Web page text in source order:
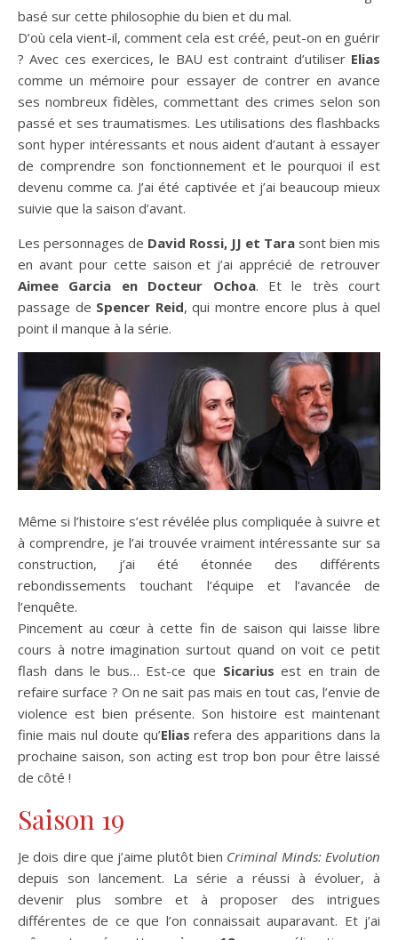
basé sur cette philosophie du bien et du mal.
D’où cela vient-il, comment cela est créé, peut-on en guérir
? Avec ces exercices, le BAU est contraint d’utiliser Elias
comme un mémoire pour essayer de contrer en avance
ses nombreux fidèles, commettant des crimes selon son
passé et ses traumatismes. Les utilisations des flashbacks
sont hyper intéressants et nous aident d’autant à essayer
de comprendre son fonctionnement et le pourquoi il est
devenu comme ca. J’ai été captivée et j’ai beaucoup mieux
suivie que la saison d’avant.
Les personnages de David Rossi, JJ et Tara sont bien mis
en avant pour cette saison et j’ai apprécié de retrouver
Aimee Garcia en Docteur Ochoa. Et le très court
passage de Spencer Reid, qui montre encore plus à quel
point il manque à la série.
Même si l’histoire s’est révélée plus compliquée à suivre et
à comprendre, je l’ai trouvée vraiment intéressante sur sa
construction, j’ai été étonnée des différents
rebondissements touchant l’équipe et l’avancée de
l’enquête.
Pincement au cœur à cette fin de saison qui laisse libre
cours à notre imagination surtout quand on voit ce petit
flash dans le bus… Est-ce que Sicarius est en train de
refaire surface ? On ne sait pas mais en tout cas, l’envie de
violence est bien présente. Son histoire est maintenant
finie mais nul doute qu’Elias refera des apparitions dans la
prochaine saison, son acting est trop bon pour être laissé
de côté !
Saison 19
Je dois dire que j’aime plutôt bien Criminal Minds: Evolution
depuis son lancement. La série a réussi à évoluer, à
devenir plus sombre et à proposer des intrigues
différentes de ce que l’on connaissait auparavant. Et j’ai